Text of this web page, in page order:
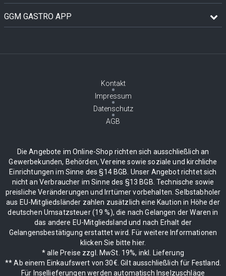
GGM GASTRO APP
Kontakt
Impressum
Datenschutz
AGB
Die Angebote im Online-Shop richten sich ausschließlich an
Gewerbekunden, Behörden, Vereine sowie soziale und kirchliche
Einrichtungen im Sinne des §14 BGB. Unser Angebot richtet sich
nicht an Verbraucher im Sinne des §13 BGB. Technische sowie
preisliche Veränderungen und Irrtümer vorbehalten. Selbstabholer
aus EU-Mitgliedsländer zahlen zusätzlich eine Kaution in Höhe der
deutschen Umsatzsteuer (19 %), die nach Gelangen der Waren in
das andere EU-Mitgliedsland und nach Erhalt der
Gelangensbestätigung erstattet wird. Für weitere Informationen
klicken Sie bitte hier.
* alle Preise zzgl. MwSt. 19%, inkl. Lieferung
** Ab einem Einkaufswert von 30€. Gilt ausschließlich für Festland.
Für Insellieferungen werden automatisch Inselzuschläge